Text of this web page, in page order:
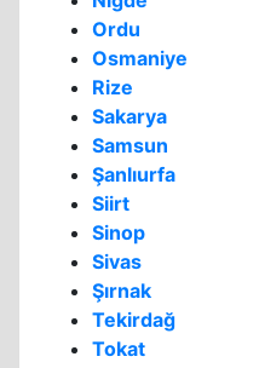
Ordu
Osmaniye
Rize
Sakarya
Samsun
Şanlıurfa
Siirt
Sinop
Sivas
Şırnak
Tekirdağ
Tokat